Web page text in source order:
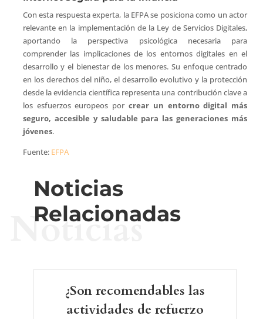
Con esta respuesta experta, la EFPA se posiciona como un actor
relevante en la implementación de la Ley de Servicios Digitales,
aportando la perspectiva psicológica necesaria para
comprender las implicaciones de los entornos digitales en el
desarrollo y el bienestar de los menores. Su enfoque centrado
en los derechos del niño, el desarrollo evolutivo y la protección
desde la evidencia científica representa una contribución clave a
los esfuerzos europeos por crear un entorno digital más
seguro, accesible y saludable para las generaciones más
jóvenes.
Fuente: EFPA
Noticias
Relacionadas
Noticias
¿Son recomendables las
actividades de refuerzo